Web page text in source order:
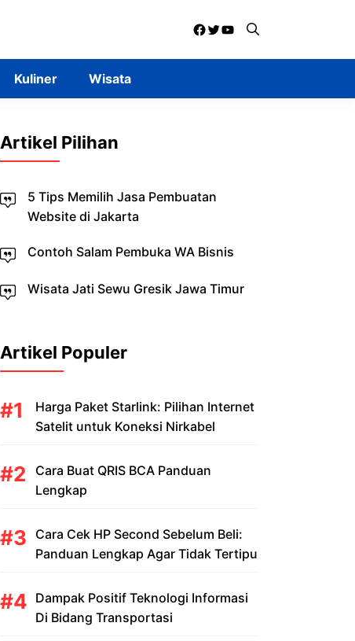
Facebook
Twitter
YouTube
Kuliner Wisata
Artikel Pilihan
5 Tips Memilih Jasa Pembuatan
Website di Jakarta
Contoh Salam Pembuka WA Bisnis
Wisata Jati Sewu Gresik Jawa Timur
Artikel Populer
Harga Paket Starlink: Pilihan Internet
Satelit untuk Koneksi Nirkabel
Cara Buat QRIS BCA Panduan
Lengkap
Cara Cek HP Second Sebelum Beli:
Panduan Lengkap Agar Tidak Tertipu
Dampak Positif Teknologi Informasi
Di Bidang Transportasi